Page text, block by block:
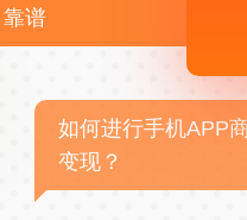
靠谱
如何进行手机APP
变现？